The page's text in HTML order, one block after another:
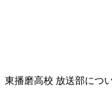
東播磨高校 放送部につ